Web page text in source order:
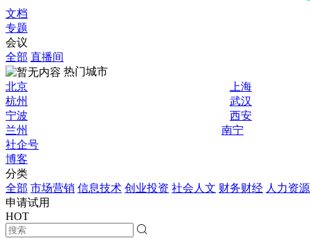
文档
专题
会议
全部 直播间
热门城市
北京
上海
杭州
武汉
宁波
西安
兰州
南宁
社企号
博客
分类
全部 市场营销 信息技术 创业投资 社会人文 财务财经 人力资源
申请试用
HOT